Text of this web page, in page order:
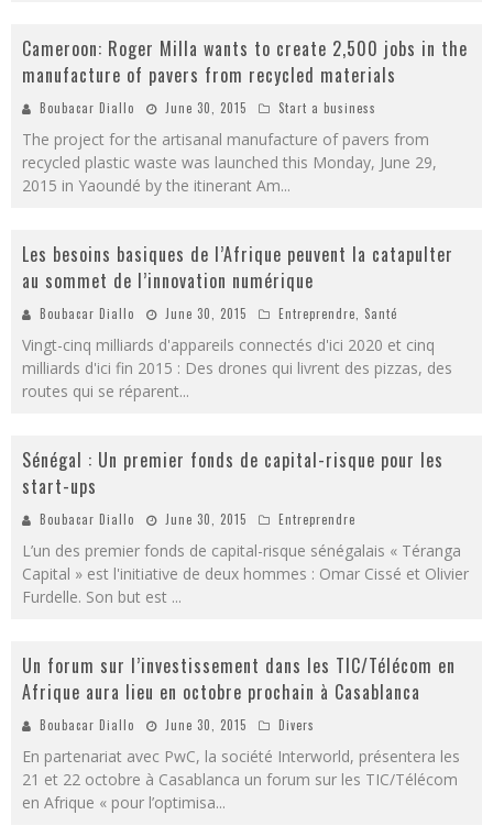
Cameroon: Roger Milla wants to create 2,500 jobs in the
manufacture of pavers from recycled materials
Boubacar Diallo June 30, 2015 Start a business
The project for the artisanal manufacture of pavers from
recycled plastic waste was launched this Monday, June 29,
2015 in Yaoundé by the itinerant Am...
Les besoins basiques de l’Afrique peuvent la catapulter
au sommet de l’innovation numérique
Boubacar Diallo June 30, 2015 Entreprendre, Santé
Vingt-cinq milliards d'appareils connectés d'ici 2020 et cinq
milliards d'ici fin 2015 : Des drones qui livrent des pizzas, des
routes qui se réparent...
Sénégal : Un premier fonds de capital-risque pour les
start-ups
Boubacar Diallo June 30, 2015 Entreprendre
L’un des premier fonds de capital-risque sénégalais « Téranga
Capital » est l'initiative de deux hommes : Omar Cissé et Olivier
Furdelle. Son but est ...
Un forum sur l’investissement dans les TIC/Télécom en
Afrique aura lieu en octobre prochain à Casablanca
Boubacar Diallo June 30, 2015 Divers
En partenariat avec PwC, la société Interworld, présentera les
21 et 22 octobre à Casablanca un forum sur les TIC/Télécom
en Afrique « pour l’optimisa...